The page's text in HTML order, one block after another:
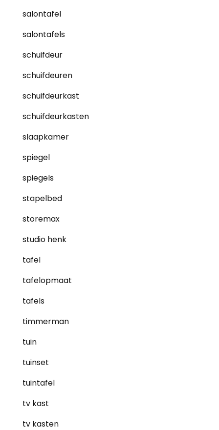
salontafel
salontafels
schuifdeur
schuifdeuren
schuifdeurkast
schuifdeurkasten
slaapkamer
spiegel
spiegels
stapelbed
storemax
studio henk
tafel
tafelopmaat
tafels
timmerman
tuin
tuinset
tuintafel
tv kast
tv kasten